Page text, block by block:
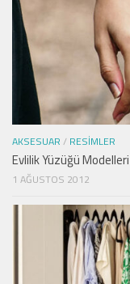
AKSESUAR / RESIMLER
Evlilik Yüzüğü Modelleri
1 AĞUSTOS 2012